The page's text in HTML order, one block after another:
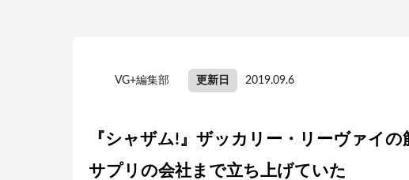
VG+編集部 更新日 2019.09.6
『シャザム!』ザッカリー・リーヴァイ
サプリの会社まで立ち上げていた